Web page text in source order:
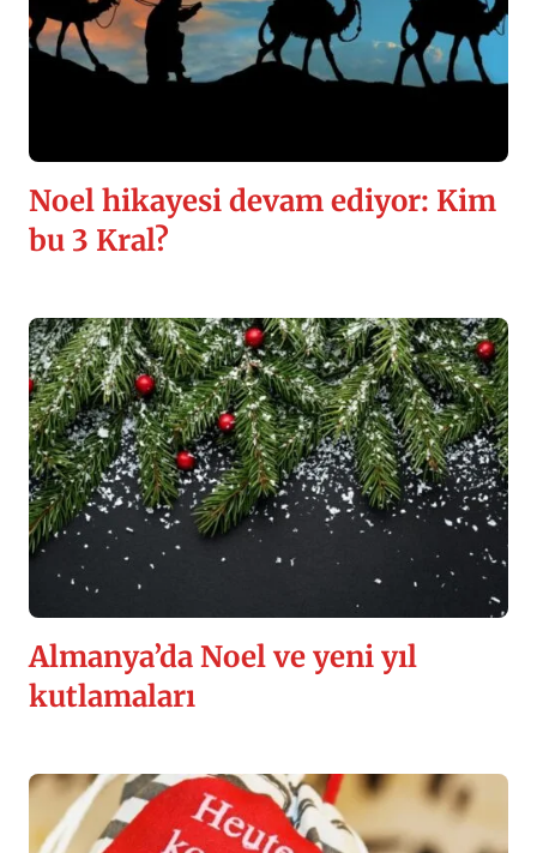
Noel hikayesi devam ediyor: Kim
bu 3 Kral?
Almanya’da Noel ve yeni yıl
kutlamaları